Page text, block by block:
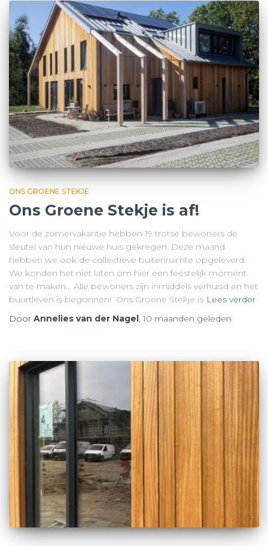
ONS GROENE STEKJE
Ons Groene Stekje is af!
Voor de zomervakantie hebben 19 trotse bewoners de
sleutel van hun nieuwe huis gekregen. Deze maand
hebben we ook de collectieve buitenruimte opgeleverd.
We konden het niet laten om hier een feestelijk moment
van te maken… Alle bewoners zijn inmiddels verhuisd en het
buurtleven is begonnen! Ons Groene Stekje is Lees verder
Door Annelies van der Nagel,10 maanden geleden